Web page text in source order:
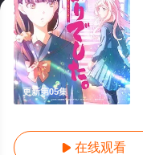
更新第05集
 在线观看